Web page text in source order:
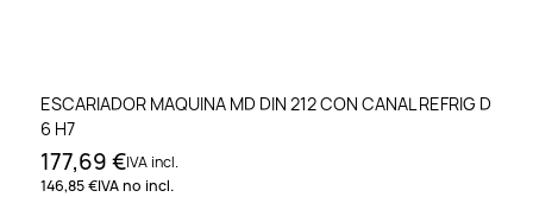
ESCARIADOR MAQUINA MD DIN 212 CON CANAL REFRIG D
6 H7
177,69 €IVA incl.
146,85 €IVA no incl.